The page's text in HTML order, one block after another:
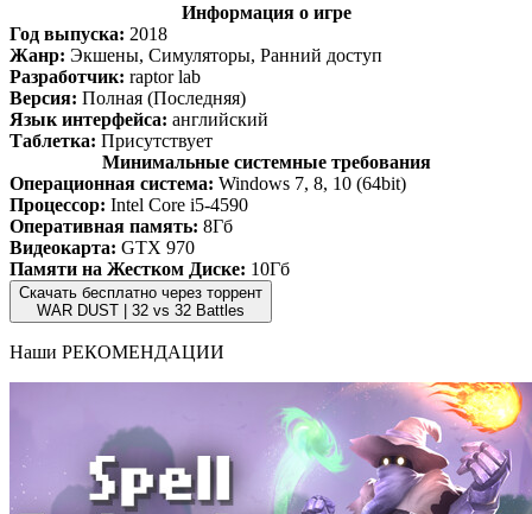
Информация о игре
Год выпуска: 2018
Жанр: Экшены, Симуляторы, Ранний доступ
Разработчик: raptor lab
Версия: Полная (Последняя)
Язык интерфейса: английский
Таблетка: Присутствует
Минимальные системные требования
Операционная система: Windows 7, 8, 10 (64bit)
Процессор: Intel Core i5-4590
Оперативная память: 8Гб
Видеокарта: GTX 970
Памяти на Жестком Диске: 10Гб
Скачать бесплатно через торрент
WAR DUST | 32 vs 32 Battles
Наши РЕКОМЕНДАЦИИ